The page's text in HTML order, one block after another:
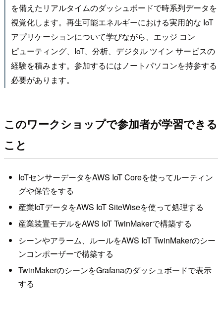
を備えたリアルタイムのダッシュボードで時系列データを
視覚化します。再生可能エネルギーにおける実用的な IoT
アプリケーションについて学びながら、エッジ コン
ピューティング、IoT、分析、デジタル ツイン サービスの
経験を積みます。参加するにはノートパソコンを持参する
必要があります。
このワークショップで参加者が学習できる
こと
IoTセンサーデータをAWS IoT Coreを使ってルーティン
グや保管をする
産業IoTデータをAWS IoT SiteWiseを使って処理する
産業装置モデルをAWS IoT TwinMakerで構築する
シーンやアラーム、ルールをAWS IoT TwinMakerのシー
ンコンポーザーで構築する
TwinMakerのシーンをGrafanaのダッシュボードで表示
する